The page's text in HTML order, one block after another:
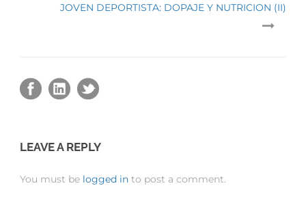
JOVEN DEPORTISTA: DOPAJE Y NUTRICION (II)
LEAVE A REPLY
You must be logged in to post a comment.